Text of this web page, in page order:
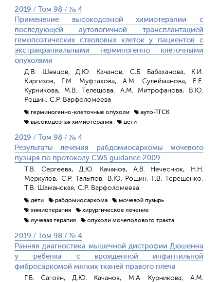
2019 / Том 98 / № 4
Применение высокодозной химиотерапии с
последующей аутологичной трансплантацией
гемопоэтических стволовых клеток у пациентов с
экстракраниальными герминогенно клеточными
опухолями
Д.В. Шевцов, Д.Ю. Качанов, С.Б. Бабаханова, К.И.
Киргизов, Г.М. Муфтахова, А.М. Сулейманова, Е.Е.
Курникова, М.В. Телешова, А.М. Митрофанова, В.Ю.
Рощин, С.Р. Варфоломеева
герминогенно-клеточные опухоли
ауто-ТГСК
высокодозная химиотерапия
дети
2019 / Том 98 / № 4
Результаты лечения рабдомиосаркомы мочевого
пузыря по протоколу CWS guidance 2009
Т.В. Сергеева, Д.Ю. Качанов, А.В. Нечеснюк, Н.Н.
Меркулов, С.Р. Талыпов, В.Ю. Рощин, Г.В. Терещенко,
Т.В. Шаманская, С.Р. Варфоломеева
дети рабдомиосаркома
мочевой пузырь
химиотерапия
хирургическое лечение
лучевая терапия
опухоли мочеполового тракта
2019 / Том 98 / № 4
Ранняя диагностика мышечной дистрофии Дюшенна
у ребенка с врожденной инфантильной
фибросаркомой мягких тканей правого плеча
Г.Б. Сагоян, Д.Ю. Качанов, М.А. Курникова, А.М.